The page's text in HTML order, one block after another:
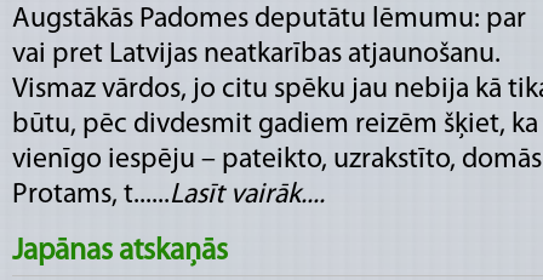
Augstākās Padomes deputātu lēmumu: par
vai pret Latvijas neatkarības atjaunošanu.
Vismaz vārdos, jo citu spēku jau nebija kā
būtu, pēc divdesmit gadiem reizēm šķiet, ka
vienīgo iespēju – pateikto, uzrakstīto,
Protams, t......Lasīt vairāk....
Japānas atskaņās